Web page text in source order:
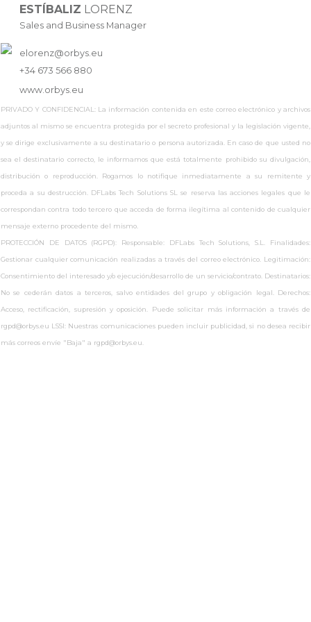
ESTÍBALIZ LORENZ
Sales and Business Manager
elorenz@orbys.eu
+34 673 566 880
www.orbys.eu
PRIVADO Y CONFIDENCIAL: La información contenida en este correo electrónico y archivos
adjuntos al mismo se encuentra protegida por el secreto profesional y la legislación vigente,
y se dirige exclusivamente a su destinatario o persona autorizada. En caso de que usted no
sea el destinatario correcto, le informamos que está totalmente prohibido su divulgación,
distribución o reproducción. Rogamos lo notifique inmediatamente a su remitente y
proceda a su destrucción. DFLabs Tech Solutions SL se reserva las acciones legales que le
correspondan contra todo tercero que acceda de forma ilegítima al contenido de cualquier
mensaje externo procedente del mismo.
PROTECCIÓN DE DATOS (RGPD): Responsable: DFLabs Tech Solutions, S.L. Finalidades:
Gestionar cualquier comunicación realizadas a través del correo electrónico. Legitimación:
Consentimiento del interesado y/o ejecución/desarrollo de un servicio/contrato. Destinatarios:
No se cederán datos a terceros, salvo entidades del grupo y obligación legal. Derechos:
Acceso, rectificación, supresión y oposición. Puede solicitar más información a través de
rgpd@orbys.eu LSSI: Nuestras comunicaciones pueden incluir publicidad, si no desea recibir
más correos envíe "Baja" a rgpd@orbys.eu.